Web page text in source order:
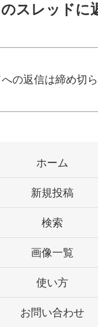
スレッドに
の返信は締め切ら
ホーム
新規投稿
検索
画像一覧
使い方
お問い合わせ